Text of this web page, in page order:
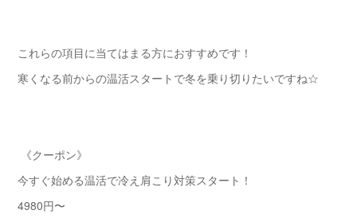
これらの項目に当てはまる方におすすめです！
寒くなる前からの温活スタートで冬を乗り切りたいですね☆
《クーポン》
今すぐ始める温活で冷え肩こり対策スタート！
4980円〜